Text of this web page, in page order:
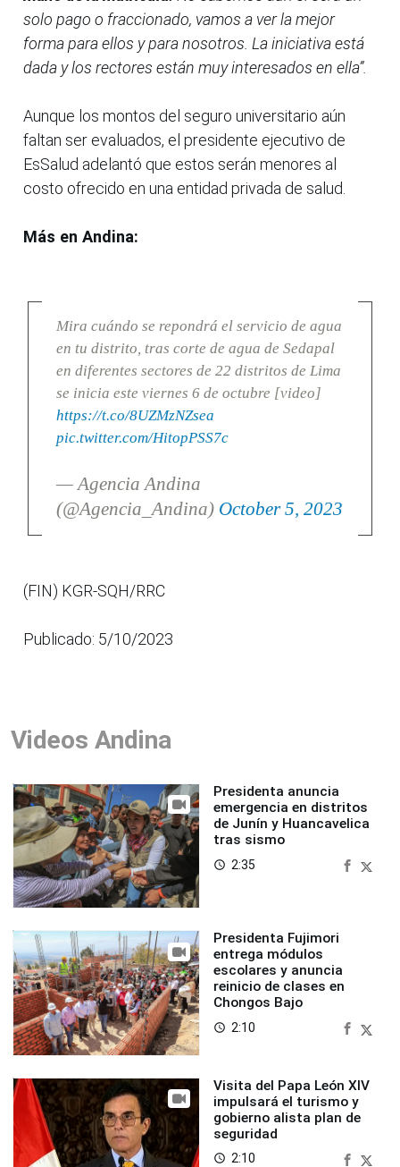
solo pago o fraccionado, vamos a ver la mejor
forma para ellos y para nosotros. La iniciativa está
dada y los rectores están muy interesados en ella”.
Aunque los montos del seguro universitario aún
faltan ser evaluados, el presidente ejecutivo de
EsSalud adelantó que estos serán menores al
costo ofrecido en una entidad privada de salud.
Más en Andina:
Mira cuándo se repondrá el servicio de agua
en tu distrito, tras corte de agua de Sedapal
en diferentes sectores de 22 distritos de Lima
se inicia este viernes 6 de octubre [video]
https://t.co/8UZMzNZsea
pic.twitter.com/HitopPSS7c
— Agencia Andina
(@Agencia_Andina) October 5, 2023
(FIN) KGR-SQH/RRC
Publicado: 5/10/2023
Videos Andina
Presidenta anuncia
emergencia en distritos
de Junín y Huancavelica
tras sismo
access_time 2:35
Presidenta Fujimori
entrega módulos
escolares y anuncia
reinicio de clases en
Chongos Bajo
access_time 2:10
Visita del Papa León XIV
impulsará el turismo y
gobierno alista plan de
seguridad
access_time 2:10